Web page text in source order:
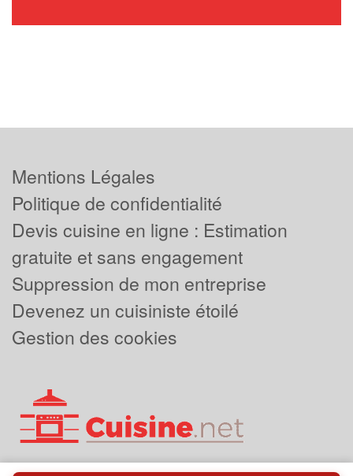
Mentions Légales
Politique de confidentialité
Devis cuisine en ligne : Estimation
gratuite et sans engagement
Suppression de mon entreprise
Devenez un cuisiniste étoilé
Gestion des cookies